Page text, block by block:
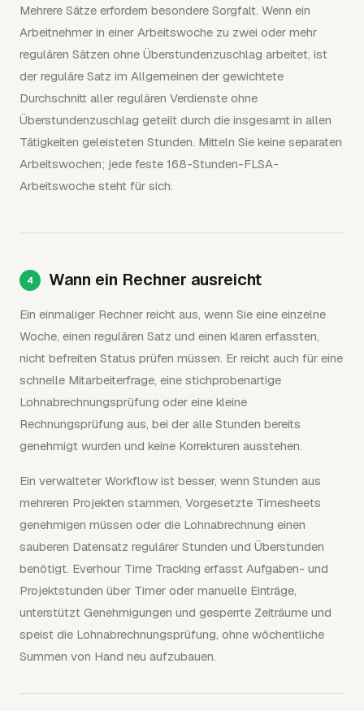
Mehrere Sätze erfordern besondere Sorgfalt. Wenn ein
Arbeitnehmer in einer Arbeitswoche zu zwei oder mehr
regulären Sätzen ohne Überstundenzuschlag arbeitet, ist
der reguläre Satz im Allgemeinen der gewichtete
Durchschnitt aller regulären Verdienste ohne
Überstundenzuschlag geteilt durch die insgesamt in allen
Tätigkeiten geleisteten Stunden. Mitteln Sie keine separaten
Arbeitswochen; jede feste 168-Stunden-FLSA-
Arbeitswoche steht für sich.
Wann ein Rechner ausreicht
Ein einmaliger Rechner reicht aus, wenn Sie eine einzelne
Woche, einen regulären Satz und einen klaren erfassten,
nicht befreiten Status prüfen müssen. Er reicht auch für eine
schnelle Mitarbeiterfrage, eine stichprobenartige
Lohnabrechnungsprüfung oder eine kleine
Rechnungsprüfung aus, bei der alle Stunden bereits
genehmigt wurden und keine Korrekturen ausstehen.
Ein verwalteter Workflow ist besser, wenn Stunden aus
mehreren Projekten stammen, Vorgesetzte Timesheets
genehmigen müssen oder die Lohnabrechnung einen
sauberen Datensatz regulärer Stunden und Überstunden
benötigt. Everhour Time Tracking erfasst Aufgaben- und
Projektstunden über Timer oder manuelle Einträge,
unterstützt Genehmigungen und gesperrte Zeiträume und
speist die Lohnabrechnungsprüfung, ohne wöchentliche
Summen von Hand neu aufzubauen.